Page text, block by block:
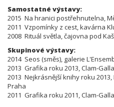
Samostatné výstavy:
2015 Na hranici postřehnutelna,
2011 Vzpomínky z cest, kavárna
2008 Rituál světla, čajovna pod
Skupinové výstavy:
2014 Seos (směs), galerie
2013 Grafika roku 2013, Clam-
2013 Nejkrásnější knihy roku
Praha
2011 Grafika roku 2011, Clam-